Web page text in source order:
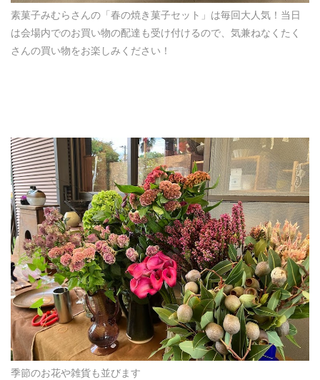
素菓子みむらさんの「春の焼き菓子セット」は毎回大人気！当日
は会場内でのお買い物の配達も受け付けるので、気兼ねなくたく
さんの買い物をお楽しみください！
季節のお花や雑貨も並びます